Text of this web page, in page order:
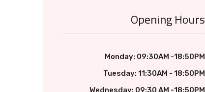
Opening Hours
Monday: 09:30AM -18:50PM
Tuesday: 11:30AM - 18:50PM
Wednesday: 09:30 AM -18:50PM